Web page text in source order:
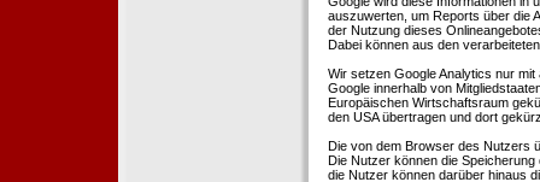
auszuwerten, um Reports über die
der Nutzung dieses
Dabei können aus den
Wir setzen Google Analytics nur
Google innerhalb von
Europäischen Wirtschaftsraum
den USA übertragen und dort
Die von dem Browser des Nutzers
Die Nutzer können die
die Nutzer können darüber hinaus